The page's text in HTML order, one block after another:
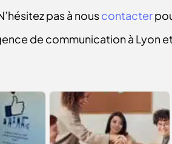
pas à nouscontacter
de communication à Lyon